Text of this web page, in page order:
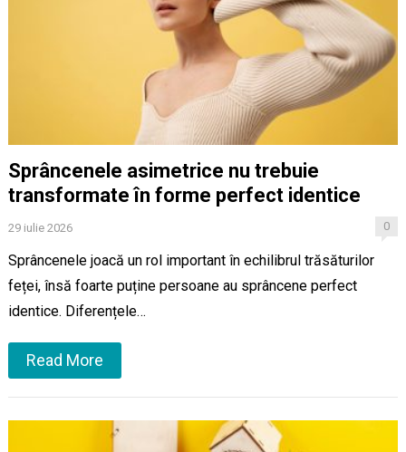
Sprâncenele asimetrice nu trebuie
transformate în forme perfect identice
29 iulie 2026 0
Sprâncenele joacă un rol important în echilibrul trăsăturilor
feței, însă foarte puține persoane au sprâncene perfect
identice. Diferențele…
Read More